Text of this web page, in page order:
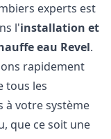
experts est
l'installation et
eau Revel.
rapidement
tous les
à votre système
que ce soit une